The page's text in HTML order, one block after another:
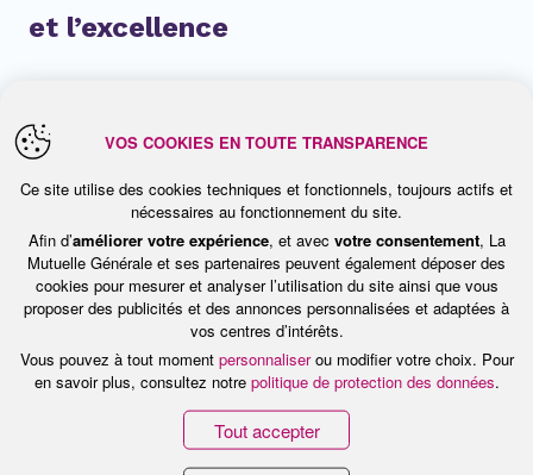
et l’excellence
centre d'excellence en IA génératives
appliquées au secteur de l'assurance santé,
contribuant activement à l'évolution des
standards et des meilleures pratiques dans
l'utilisation éthique et responsable de l'IA
dans ce domaine.
Cette collaboration novatrice entre Talan et
La Mutuelle Générale représente un
VOS COOKIES EN TOUTE TRANSPARENCE
Ce site utilise des cookies techniques et fonctionnels, toujours actifs et
nécessaires au fonctionnement du site.
Afin d’améliorer votre expérience, et avec votre consentement, La
Mutuelle Générale et ses partenaires peuvent également déposer des
cookies pour mesurer et analyser l’utilisation du site ainsi que vous
proposer des publicités et des annonces personnalisées et adaptées à
vos centres d’intérêts.
Vous pouvez à tout moment personnaliserou modifier votre choix. Pour
en savoir plus, consultez notre politique de protection des données.
Tout accepter